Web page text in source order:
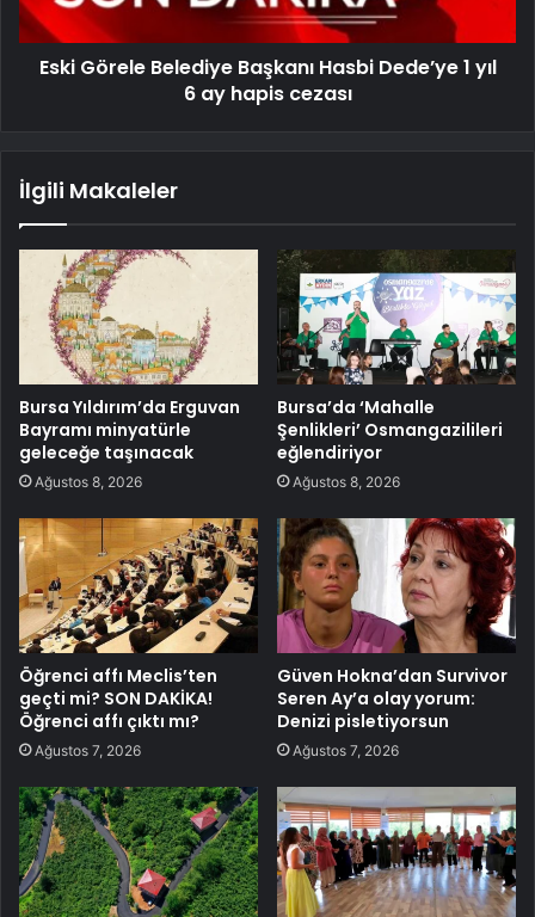
Eski Görele Belediye Başkanı Hasbi Dede’ye 1 yıl
6 ay hapis cezası
İlgili Makaleler
Bursa Yıldırım’da Erguvan
Bayramı minyatürle
geleceğe taşınacak
Ağustos 8, 2026
Bursa’da ‘Mahalle
Şenlikleri’ Osmangazilileri
eğlendiriyor
Ağustos 8, 2026
Öğrenci affı Meclis’ten
geçti mi? SON DAKİKA!
Öğrenci affı çıktı mı?
Ağustos 7, 2026
Güven Hokna’dan Survivor
Seren Ay’a olay yorum:
Denizi pisletiyorsun
Ağustos 7, 2026